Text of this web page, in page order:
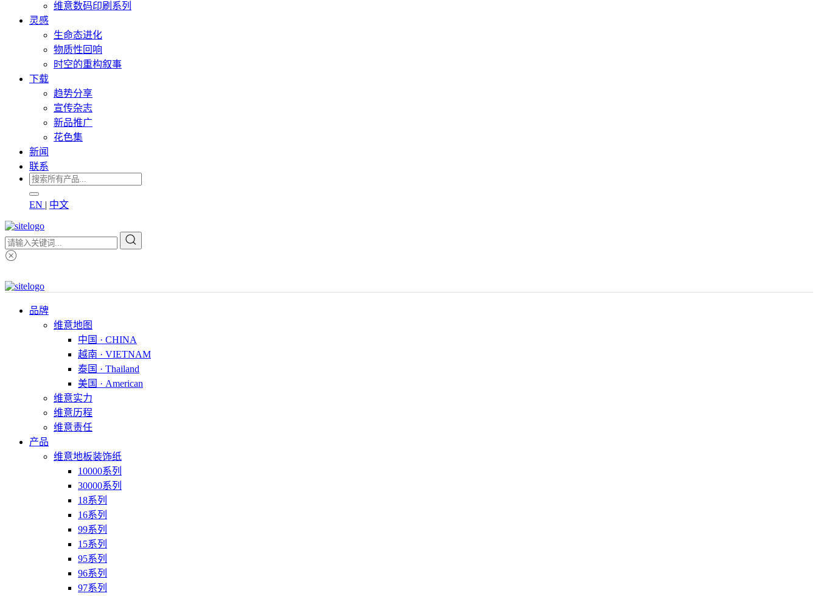
维意数码印刷系列
灵感
生命态进化
物质性回响
时空的重构叙事
下载
趋势分享
宣传杂志
新品推广
花色集
新闻
联系
EN | 中文
品牌
维意地图
中国 · CHINA
越南 · VIETNAM
泰国 · Thailand
美国 · American
维意实力
维意历程
维意责任
产品
维意地板装饰纸
10000系列
30000系列
18系列
16系列
99系列
15系列
95系列
96系列
97系列